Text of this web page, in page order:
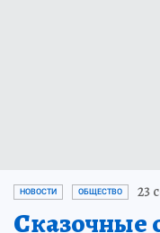
НОВОСТИ ОБЩЕСТВО 23
Сказочные